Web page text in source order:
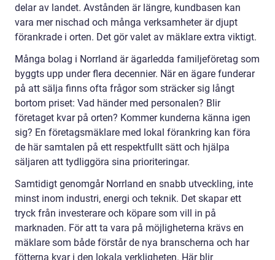
delar av landet. Avstånden är längre, kundbasen kan
vara mer nischad och många verksamheter är djupt
förankrade i orten. Det gör valet av mäklare extra viktigt.
Många bolag i Norrland är ägarledda familjeföretag som
byggts upp under flera decennier. När en ägare funderar
på att sälja finns ofta frågor som sträcker sig långt
bortom priset: Vad händer med personalen? Blir
företaget kvar på orten? Kommer kunderna känna igen
sig? En företagsmäklare med lokal förankring kan föra
de här samtalen på ett respektfullt sätt och hjälpa
säljaren att tydliggöra sina prioriteringar.
Samtidigt genomgår Norrland en snabb utveckling, inte
minst inom industri, energi och teknik. Det skapar ett
tryck från investerare och köpare som vill in på
marknaden. För att ta vara på möjligheterna krävs en
mäklare som både förstår de nya branscherna och har
fötterna kvar i den lokala verkligheten. Här blir